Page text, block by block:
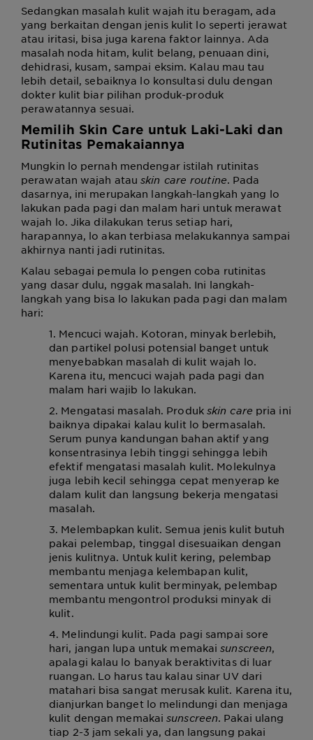
Sedangkan masalah kulit wajah itu beragam, ada
yang berkaitan dengan jenis kulit lo seperti jerawat
atau iritasi, bisa juga karena faktor lainnya. Ada
masalah noda hitam, kulit belang, penuaan dini,
dehidrasi, kusam, sampai eksim. Kalau mau tau
lebih detail, sebaiknya lo konsultasi dulu dengan
dokter kulit biar pilihan produk-produk
perawatannya sesuai.
Memilih Skin Care untuk Laki-Laki dan
Rutinitas Pemakaiannya
Mungkin lo pernah mendengar istilah rutinitas
perawatan wajah atauskin care routine. Pada
dasarnya, ini merupakan langkah-langkah yang lo
lakukan pada pagi dan malam hari untuk merawat
wajah lo. Jika dilakukan terus setiap hari,
harapannya, lo akan terbiasa melakukannya sampai
akhirnya nanti jadi rutinitas.
Kalau sebagai pemula lo pengen coba rutinitas
yang dasar dulu, nggak masalah. Ini langkah-
langkah yang bisa lo lakukan pada pagi dan malam
hari:
1. Mencuci wajah. Kotoran, minyak berlebih,
dan partikel polusi potensial banget untuk
menyebabkan masalah di kulit wajah lo.
Karena itu, mencuci wajah pada pagi dan
malam hari wajib lo lakukan.
2. Mengatasi masalah. Produk skin care pria ini
baiknya dipakai kalau kulit lo bermasalah.
Serum punya kandungan bahan aktif yang
konsentrasinya lebih tinggi sehingga lebih
efektif mengatasi masalah kulit. Molekulnya
juga lebih kecil sehingga cepat menyerap ke
dalam kulit dan langsung bekerja mengatasi
masalah.
3. Melembapkan kulit. Semua jenis kulit butuh
pakai pelembap, tinggal disesuaikan dengan
jenis kulitnya. Untuk kulit kering, pelembap
membantu menjaga kelembapan kulit,
sementara untuk kulit berminyak, pelembap
membantu mengontrol produksi minyak di
kulit.
4. Melindungi kulit. Pada pagi sampai sore
hari, jangan lupa untuk memakaisunscreen,
apalagi kalau lo banyak beraktivitas di luar
ruangan. Lo harus tau kalau sinar UV dari
matahari bisa sangat merusak kulit. Karena itu,
dianjurkan banget lo melindungi dan menjaga
kulit dengan memakaisunscreen. Pakai ulang
tiap 2-3 jam sekali ya, dan langsung pakai